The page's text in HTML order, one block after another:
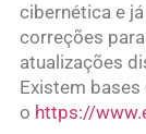
cibernética e
correções
atualizações
Existem
o https://